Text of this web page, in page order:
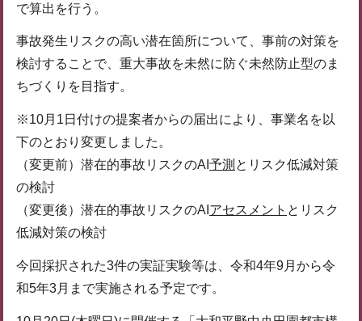
で算出を行う。
事故発生リスクの高い潜在箇所について、事前の対策を
検討することで、重大事故を未然に防ぐ未然防止型のま
ちづくりを目指す。
※10月1日付けの提案者からの届出により、事業名を以
下のとおり変更しました。
（変更前）潜在的事故リスクのAI 予測 とリスク低減対策
の検討
（変更後）潜在的事故リスクのAI アセスメント とリスク
低減対策の検討
今回採択された3件の実証実験等は、令和4年9月から令
和5年3月まで実施される予定です。